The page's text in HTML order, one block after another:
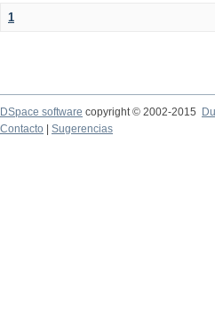
1
DSpace software copyright © 2002-2015
Contacto
Sugerencias